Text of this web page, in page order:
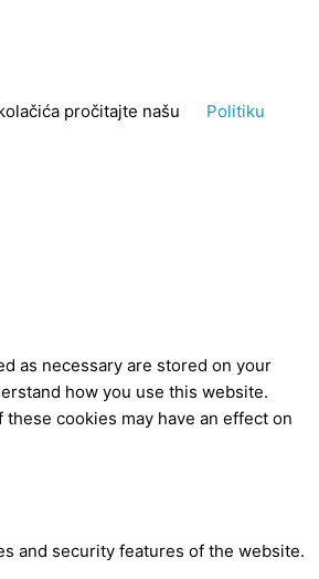
pročitajte našu
Politiku
as necessary are stored on your
how you use this website.
cookies may have an effect on
and security features of the website.